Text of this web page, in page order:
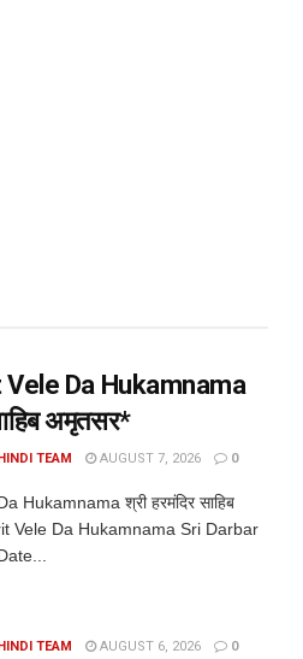
Da Hukamnama
अमृतसर*
TEAM AUGUST 7, 2026 0
Hukamnama श्री हरमंदिर साहिब
Vele Da Hukamnama Sri Darbar
TEAM AUGUST 6, 2026 0